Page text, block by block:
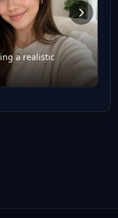
a realistic
face filter result
face portrait result
filter social